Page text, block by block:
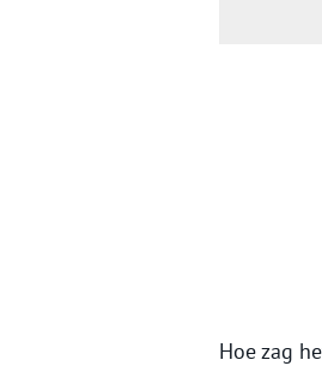
Hoe zag